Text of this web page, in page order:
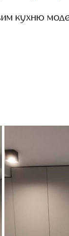
кухню